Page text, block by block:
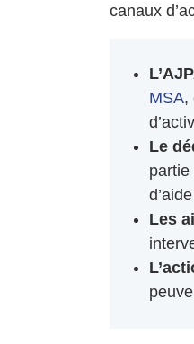
canaux
MSA,
Le
partie
Les